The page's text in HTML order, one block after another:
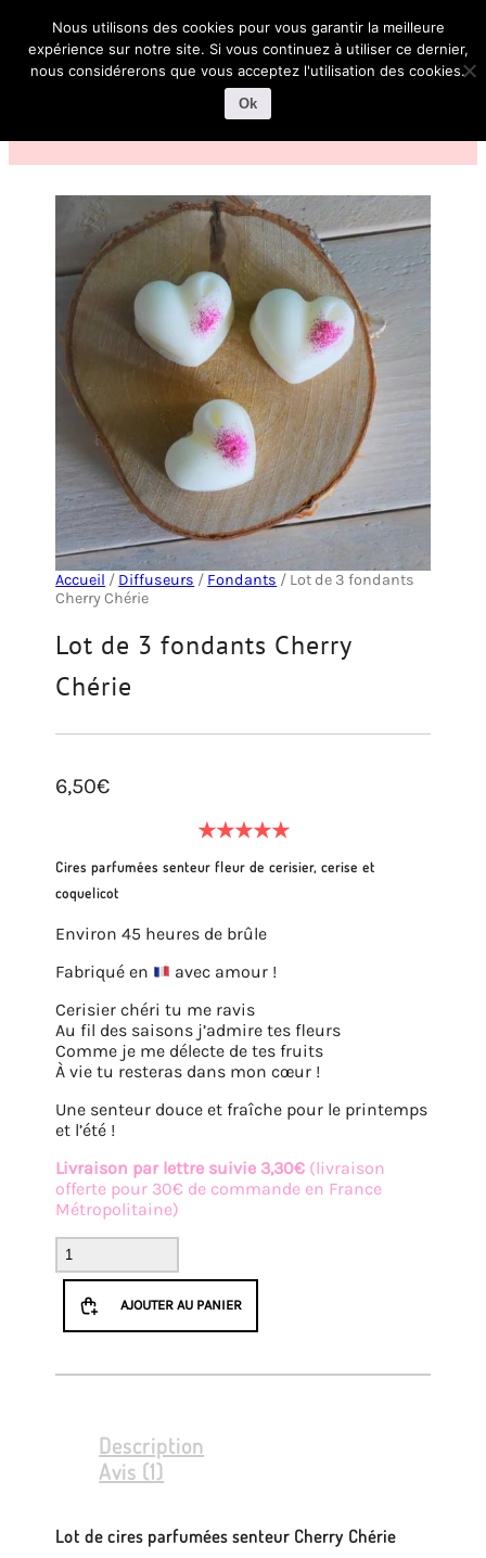
Accueil / Diffuseurs / Fondants / Lot de 3 fondants
Cherry Chérie
Lot de 3 fondants Cherry
Chérie
6,50€
★★★★★
Cires parfumées senteur fleur de cerisier, cerise et
coquelicot
Environ 45 heures de brûle
Fabriqué en
avec amour !
Cerisier chéri tu me ravis
Au fil des saisons j’admire tes fleurs
Comme je me délecte de tes fruits
À vie tu resteras dans mon cœur !
Une senteur douce et fraîche pour le printemps
et l’été !
Livraison par lettre suivie 3,30€ (livraison
offerte pour 30€ de commande en France
Métropolitaine)
quantité
de
Lot
3
Cherry
AJOUTER AU PANIER
Description
Avis (1)
Lot de cires parfumées senteur Cherry Chérie
Nous utilisons des cookies pour vous garantir la meilleure
expérience sur notre site. Si vous continuez à utiliser ce dernier,
nous considérerons que vous acceptez l'utilisation des cookies.
Ok